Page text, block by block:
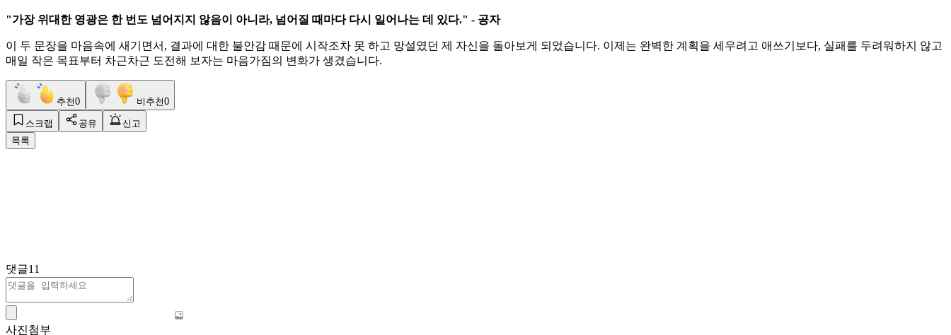
"가장 위대한 영광은 한 번도 넘어지지 않음이 아니라, 넘어질 때마다 다시 일어나는 데 있다." - 공자
​이 두 문장을 마음속에 새기면서, 결과에 대한 불안감 때문에 시작조차 못 하고 망설였던 제 자신을 돌아보게 되었습니다. 이제는 완벽한 계획을 세우려고 애쓰기보다, 실패를 두려워하지 않고
매일 작은 목표부터 차근차근 도전해 보자는 마음가짐의 변화가 생겼습니다.
추천0 비추천0
스크랩 공유
신고
목록
댓글11
사진첨부